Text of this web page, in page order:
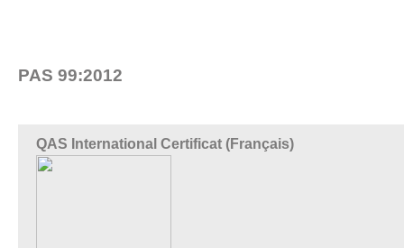
PAS 99:2012
QAS International Certificat (Français)